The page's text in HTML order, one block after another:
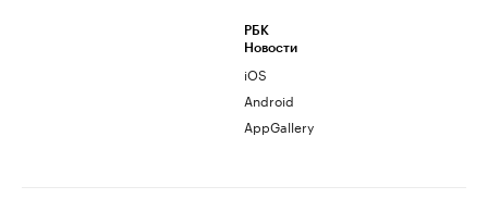
РБК
Новости
iOS
Android
AppGallery